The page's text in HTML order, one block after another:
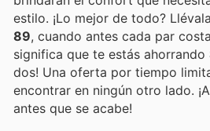
estilo. ¡Lo mejor de todo?
89, cuando antes cada par
significa que te estás ahorrando
dos! Una oferta por tiempo
encontrar en ningún otro lado.
antes que se acabe!